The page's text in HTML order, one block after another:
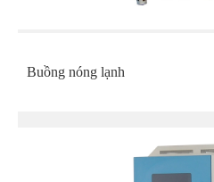
Buồng nóng lạnh